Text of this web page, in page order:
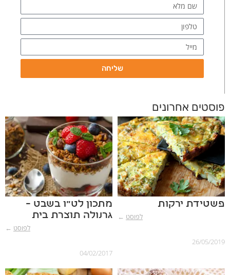
שליחה
פוסטים אחרונים
פשטידת ירקות
לפוסט ←
26/05/2019
מתכון לט"ו בשבט –
גרנולה תוצרת בית
לפוסט ←
04/02/2017